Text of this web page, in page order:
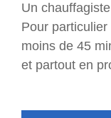
Un
Pour
moins de 45
et partout en